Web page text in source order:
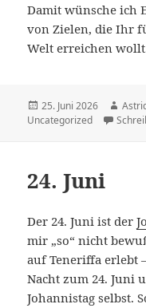
Damit wünsche ich
von Zielen, die Ihr
Welt erreichen
Veröffentlicht
am
25. Juni 2026
Uncategorized
24. Juni
Der 24. Juni ist der
mir „so“ nicht
auf Teneriffa erlebt
Nacht zum 24. Juni
Johannistag selbst.